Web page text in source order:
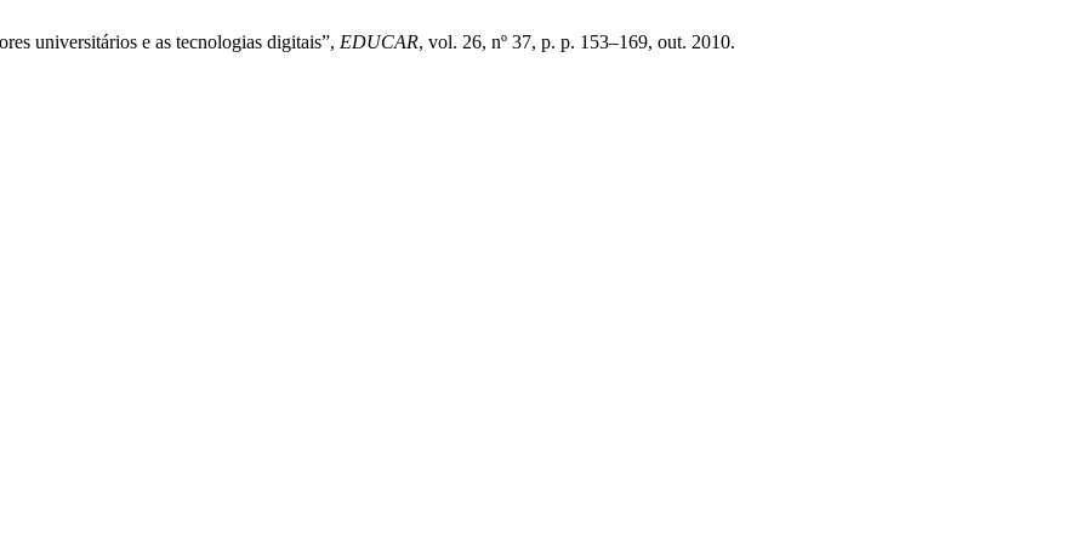
universitários e as tecnologias digitais”, EDUCAR, vol. 26, nº 37, p. p. 153–169, out. 2010.